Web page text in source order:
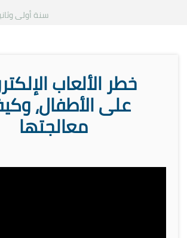
سنة أولى
خطر الألعاب
على الأطفال،
معالجتها